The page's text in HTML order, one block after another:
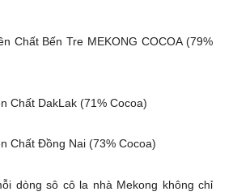
Chất Bến Tre MEKONG COCOA (79%
Chất DakLak (71% Cocoa)
Chất Đồng Nai (73% Cocoa)
dòng sô cô la nhà Mekong không chỉ